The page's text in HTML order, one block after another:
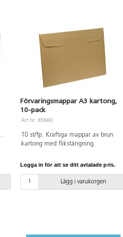
Förvaringsmappar A3 kartong,
10-pack
Art.nr: 85660
10 st/fp. Kraftiga mappar av brun
kartong med flikstängning.
Logga in för att se ditt avtalade pris.
Lägg i varukorgen